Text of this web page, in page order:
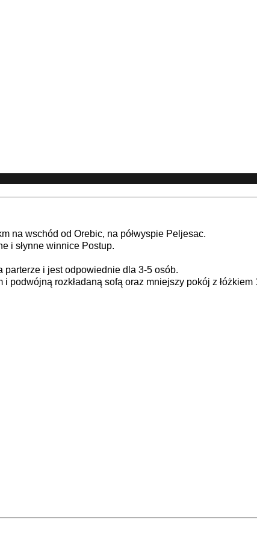
na wschód od Orebic, na półwyspie Peljesac.
i słynne winnice Postup.
parterze i jest odpowiednie dla 3-5 osób.
podwójną rozkładaną sofą oraz mniejszy pokój z